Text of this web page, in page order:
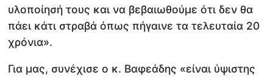
υλοποίησή τους και να βεβαιωθούμε ότι δεν θα
πάει κάτι στραβά όπως πήγαινε τα τελευταία 20
χρόνια».
Για μας, συνέχισε ο κ. Βαφεάδης «είναι ύψιστης